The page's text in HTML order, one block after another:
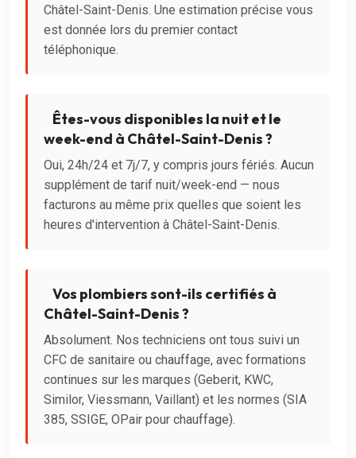
Châtel-Saint-Denis. Une estimation précise vous
est donnée lors du premier contact
téléphonique.
Êtes-vous disponibles la nuit et le
week-end à Châtel-Saint-Denis ?
Oui, 24h/24 et 7j/7, y compris jours fériés. Aucun
supplément de tarif nuit/week-end — nous
facturons au même prix quelles que soient les
heures d'intervention à Châtel-Saint-Denis.
Vos plombiers sont-ils certifiés à
Châtel-Saint-Denis ?
Absolument. Nos techniciens ont tous suivi un
CFC de sanitaire ou chauffage, avec formations
continues sur les marques (Geberit, KWC,
Similor, Viessmann, Vaillant) et les normes (SIA
385, SSIGE, OPair pour chauffage).